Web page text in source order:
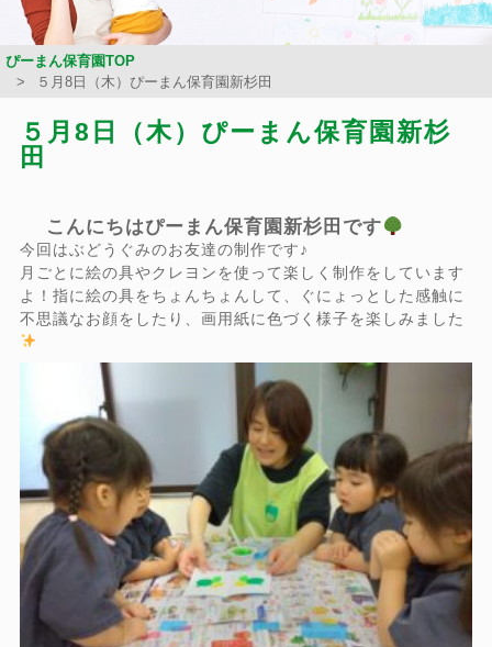
ぴーまん保育園TOP
５月8日（木）ぴーまん保育園新杉田
５月8日（木）ぴーまん保育園新杉
田
こんにちはぴーまん保育園新杉田です
今回はぶどうぐみのお友達の制作です♪
月ごとに絵の具やクレヨンを使って楽しく制作をしています
よ！指に絵の具をちょんちょんして、ぐにょっとした感触に
不思議なお顔をしたり、画用紙に色づく様子を楽しみました